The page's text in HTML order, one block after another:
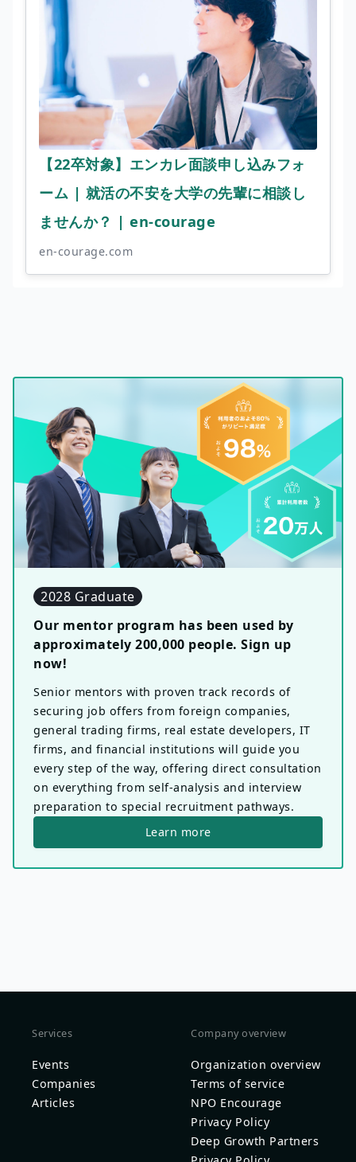
【22卒対象】エンカレ面談申し込みフォ
ーム | 就活の不安を大学の先輩に相談し
ませんか？ | en-courage
en-courage.com
2028 Graduate
Our mentor program has been used by
approximately 200,000 people. Sign up
now!
Senior mentors with proven track records of
securing job offers from foreign companies,
general trading firms, real estate developers, IT
firms, and financial institutions will guide you
every step of the way, offering direct consultation
on everything from self-analysis and interview
preparation to special recruitment pathways.
Learn more
Services
Events
Companies
Articles
Company overview
Organization overview
Terms of service
NPO Encourage
Privacy Policy
Deep Growth Partners